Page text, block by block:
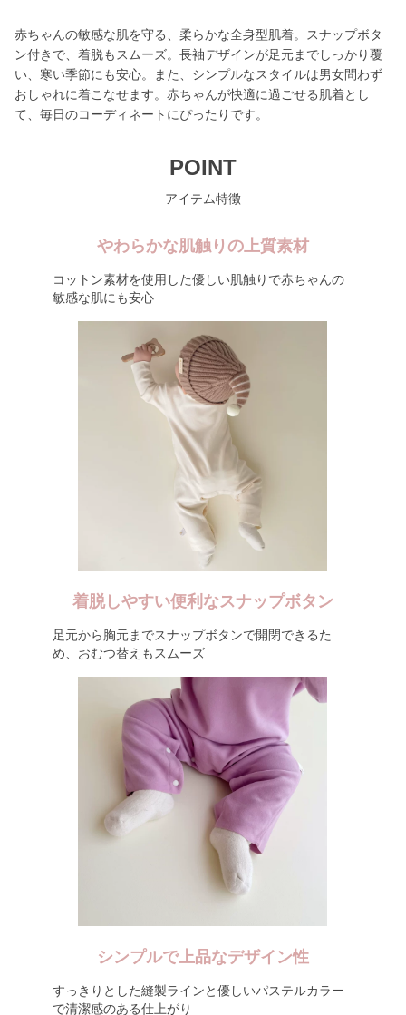
赤ちゃんの敏感な肌を守る、柔らかな全身型肌着。スナップボタ
ン付きで、着脱もスムーズ。長袖デザインが足元までしっかり覆
い、寒い季節にも安心。また、シンプルなスタイルは男女問わず
おしゃれに着こなせます。赤ちゃんが快適に過ごせる肌着とし
て、毎日のコーディネートにぴったりです。
POINT
アイテム特徴
やわらかな肌触りの上質素材
コットン素材を使用した優しい肌触りで赤ちゃんの
敏感な肌にも安心
着脱しやすい便利なスナップボタン
足元から胸元までスナップボタンで開閉できるた
め、おむつ替えもスムーズ
シンプルで上品なデザイン性
すっきりとした縫製ラインと優しいパステルカラー
で清潔感のある仕上がり